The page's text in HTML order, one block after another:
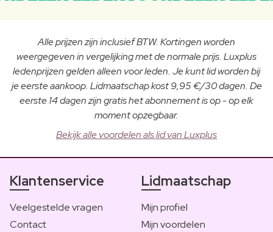
Alle prijzen zijn inclusief BTW. Kortingen worden
weergegeven in vergelijking met de normale prijs. Luxplus
ledenprijzen gelden alleen voor leden. Je kunt lid worden bij
je eerste aankoop. Lidmaatschap kost 9,95 €/30 dagen. De
eerste 14 dagen zijn gratis het abonnement is op - op elk
moment opzegbaar.
Bekijk alle voordelen als lid van Luxplus
Klantenservice
Veelgestelde vragen
Contact
Lidmaatschap
Mijn profiel
Mijn voordelen